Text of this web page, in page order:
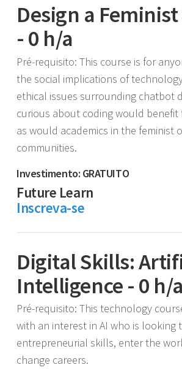
Design a
- 0 h/a
Pré-requisito: This course is for
the social implications of
ethical issues surrounding chatbot
curious about coding would benefit
as would academics in the feminist
communities.
Investimento: GRATUITO
Future Learn
Inscreva-se
Digital Skills:
Intelligence - 0 h/a
Pré-requisito: This technology
with an interest in AI who is looking
entrepreneurial skills, enter the
change careers.